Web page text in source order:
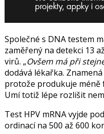
Společné s DNA testem
zaměřený na detekci 13
virů.
Ovšem má při
dodává lékařka.
protože produkuje méně
Umí totiž lépe rozlišit
Test HPV mRNA vyjde
ordinací na 500 až 600